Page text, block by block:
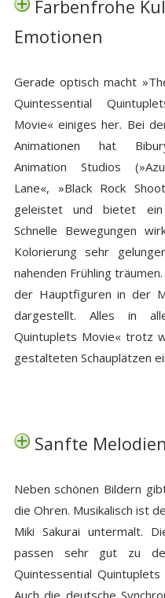
Farbenfrohe
Emotionen
Gerade optisch macht
Quintessential
Movie« einiges her. Bei
Animationen hat
Animation Studios
Lane«, »Black Rock
geleistet und bietet ein
Schnelle Bewegungen
Kolorierung sehr
nahenden Frühling
der Hauptfiguren in der
dargestellt. Alles in
Quintuplets Movie« trotz
gestalteten Schauplätzen
Sanfte
Neben schönen Bildern
die Ohren. Musikalisch ist
Miki Sakurai untermalt.
passen sehr gut zu
Quintessential